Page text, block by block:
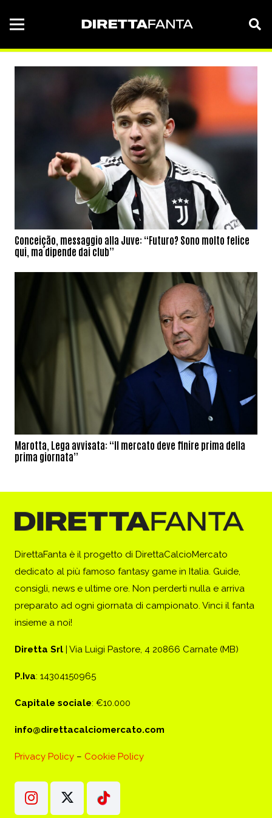
Conceição, messaggio alla Juve: “Futuro? Sono molto felice
qui, ma dipende dai club”
Marotta, Lega avvisata: “Il mercato deve finire prima della
prima giornata”
DirettaFanta è il progetto di DirettaCalcioMercato
dedicato al più famoso fantasy game in Italia. Guide,
consigli, news e ultime ore. Non perderti nulla e arriva
preparato ad ogni giornata di campionato. Vinci il fanta
insieme a noi!
Diretta Srl | Via Luigi Pastore, 4 20866 Carnate (MB)
P.Iva: 14304150965
Capitale sociale: €10.000
info@direttacalciomercato.com
Privacy Policy – Cookie Policy